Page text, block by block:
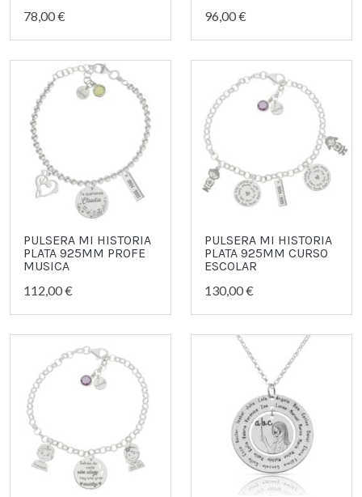
78,00 €
96,00 €
PULSERA MI HISTORIA
PLATA 925MM PROFE
MUSICA
112,00 €
PULSERA MI HISTORIA
PLATA 925MM CURSO
ESCOLAR
130,00 €